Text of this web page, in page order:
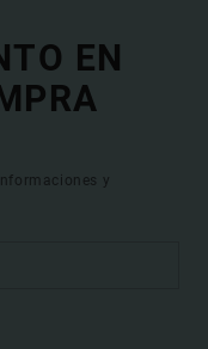
EN
y